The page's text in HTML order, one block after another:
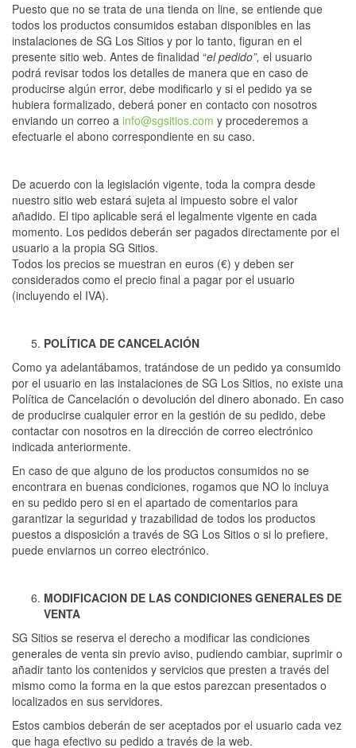
Puesto que no se trata de una tienda on line, se entiende que
todos los productos consumidos estaban disponibles en las
instalaciones de SG Los Sitios y por lo tanto, figuran en el
presente sitio web. Antes de finalidad “el pedido”, el usuario
podrá revisar todos los detalles de manera que en caso de
producirse algún error, debe modificarlo y si el pedido ya se
hubiera formalizado, deberá poner en contacto con nosotros
enviando un correo a info@sgsitios.com y procederemos a
efectuarle el abono correspondiente en su caso.
De acuerdo con la legislación vigente, toda la compra desde
nuestro sitio web estará sujeta al impuesto sobre el valor
añadido. El tipo aplicable será el legalmente vigente en cada
momento. Los pedidos deberán ser pagados directamente por el
usuario a la propia SG Sitios.
Todos los precios se muestran en euros (€) y deben ser
considerados como el precio final a pagar por el usuario
(incluyendo el IVA).
POLÍTICA DE CANCELACIÓN
Como ya adelantábamos, tratándose de un pedido ya consumido
por el usuario en las instalaciones de SG Los Sitios, no existe una
Política de Cancelación o devolución del dinero abonado. En caso
de producirse cualquier error en la gestión de su pedido, debe
contactar con nosotros en la dirección de correo electrónico
indicada anteriormente.
En caso de que alguno de los productos consumidos no se
encontrara en buenas condiciones, rogamos que NO lo incluya
en su pedido pero si en el apartado de comentarios para
garantizar la seguridad y trazabilidad de todos los productos
puestos a disposición a través de SG Los Sitios o si lo prefiere,
puede enviarnos un correo electrónico.
MODIFICACION DE LAS CONDICIONES GENERALES DE
VENTA
SG Sitios se reserva el derecho a modificar las condiciones
generales de venta sin previo aviso, pudiendo cambiar, suprimir o
añadir tanto los contenidos y servicios que presten a través del
mismo como la forma en la que estos parezcan presentados o
localizados en sus servidores.
Estos cambios deberán de ser aceptados por el usuario cada vez
que haga efectivo su pedido a través de la web.